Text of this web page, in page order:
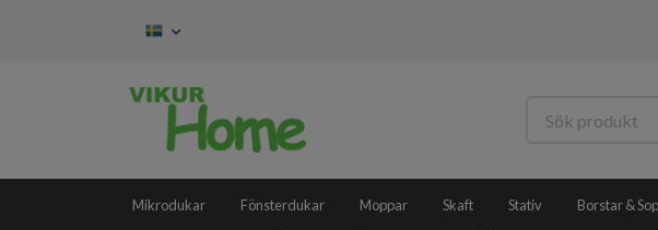
Mikrodukar Fönsterdukar Moppar Skaft Stativ Borstar &